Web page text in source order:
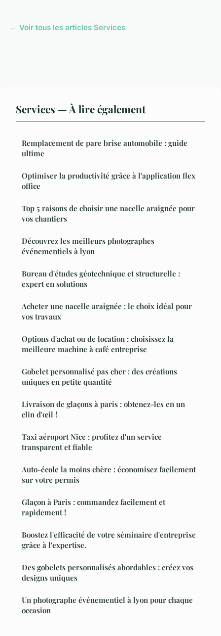
← Voir tous les articles Services
Services — À lire également
Remplacement de pare brise automobile : guide
ultime
Optimiser la productivité grâce à l'application flex
office
Top 5 raisons de choisir une nacelle araignée pour
vos chantiers
Découvrez les meilleurs photographes
événementiels à lyon
Bureau d'études géotechnique et structurelle :
expert en solutions
Acheter une nacelle araignée : le choix idéal pour
vos travaux
Options d'achat ou de location : choisissez la
meilleure machine à café entreprise
Gobelet personnalisé pas cher : des créations
uniques en petite quantité
Livraison de glaçons à paris : obtenez-les en un
clin d'œil !
Taxi aéroport Nice : profitez d'un service
transparent et fiable
Auto-école la moins chère : économisez facilement
sur votre permis
Glaçon à Paris : commandez facilement et
rapidement !
Boostez l'efficacité de votre séminaire d'entreprise
grâce à l'expertise.
Des gobelets personnalisés abordables : créez vos
designs uniques
Un photographe événementiel à lyon pour chaque
occasion